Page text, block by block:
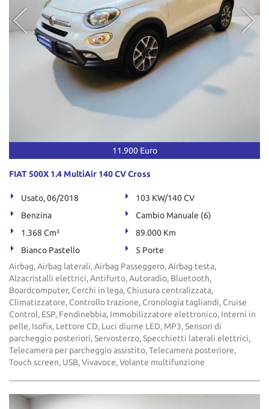
11.900 Euro
FIAT 500X 1.4 MultiAir 140 CV Cross
Usato, 06/2018
103 KW/140 CV
Benzina
Cambio Manuale (6)
1.368 Cm³
89.000 Km
Bianco Pastello
5 Porte
Airbag, Airbag laterali, Airbag Passeggero, Airbag testa,
Alzacristalli elettrici, Antifurto, Autoradio, Bluetooth,
Boardcomputer, Cerchi in lega, Chiusura centralizzata,
Climatizzatore, Controllo trazione, Cronologia tagliandi, Cruise
Control, ESP, Fendinebbia, Immobilizzatore elettronico, Interni in
pelle, Isofix, Lettore CD, Luci diurne LED, MP3, Sensori di
parcheggio posteriori, Servosterzo, Specchietti laterali elettrici,
Telecamera per parcheggio assistito, Telecamera posteriore,
Touch screen, USB, Vivavoce, Volante multifunzione